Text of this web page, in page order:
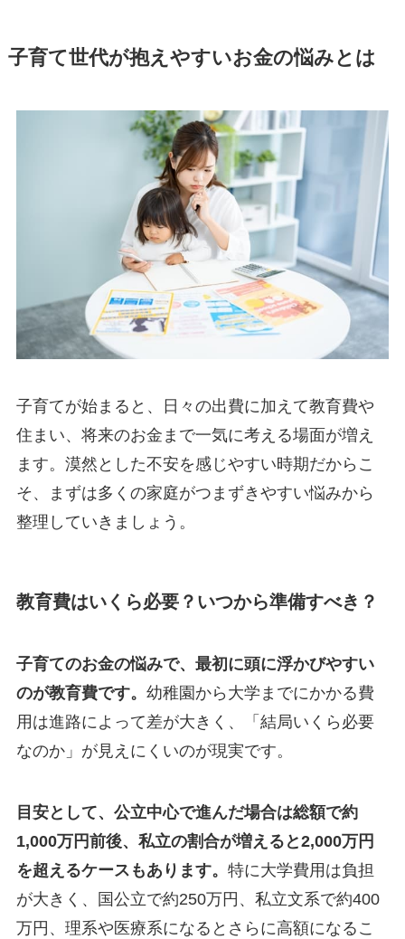
子育て世代が抱えやすいお金の悩みとは
子育てが始まると、日々の出費に加えて教育費や
住まい、将来のお金まで一気に考える場面が増え
ます。漠然とした不安を感じやすい時期だからこ
そ、まずは多くの家庭がつまずきやすい悩みから
整理していきましょう。
教育費はいくら必要？いつから準備すべき？
子育てのお金の悩みで、最初に頭に浮かびやすい
のが教育費です。 幼稚園から大学までにかかる費
用は進路によって差が大きく、「結局いくら必要
なのか」が見えにくいのが現実です。
目安として、公立中心で進んだ場合は総額で約
1,000万円前後、私立の割合が増えると2,000万円
を超えるケースもあります。 特に大学費用は負担
が大きく、国公立で約250万円、私立文系で約400
万円、理系や医療系になるとさらに高額になるこ